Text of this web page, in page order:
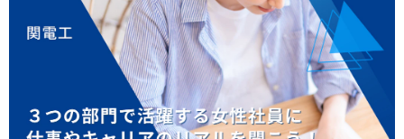
就活情報
大学生活
コラム・特集
インターンシップ体験談